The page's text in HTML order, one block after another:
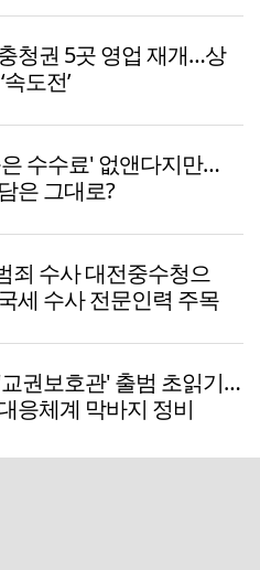
청권 5곳 영업 재개…상
도전’
수수료' 없앤다지만…
은 그대로?
죄 수사 대전중수청으
세 수사 전문인력 주목
권보호관' 출범 초읽기…
응체계 막바지 정비